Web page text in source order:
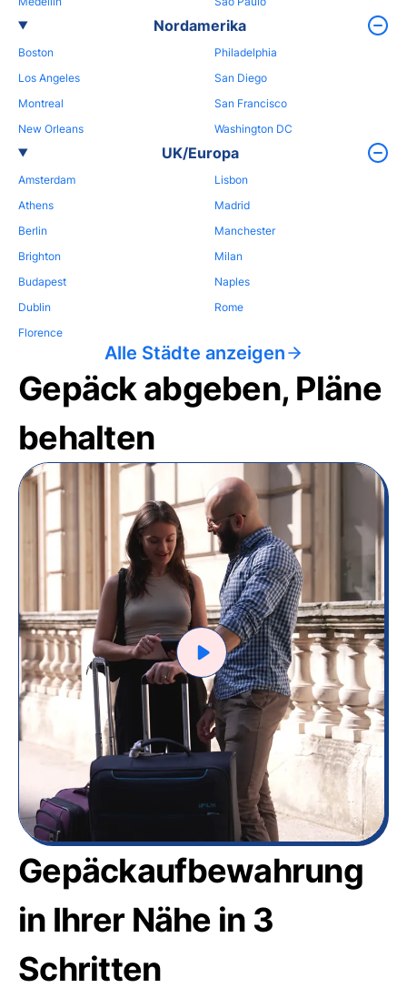
Nordamerika
Boston
Los Angeles
Montreal
New Orleans
Philadelphia
San Diego
San Francisco
Washington DC
UK/Europa
Amsterdam
Athens
Berlin
Brighton
Budapest
Dublin
Florence
Lisbon
Madrid
Manchester
Milan
Naples
Rome
Alle Städte anzeigen
Gepäck abgeben, Pläne
behalten
Gepäckaufbewahrung
in Ihrer Nähe in 3
Schritten